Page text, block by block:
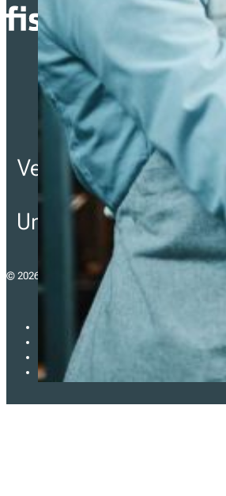
Vereinfachung der
von
Unternehmen in ganz
© 2026 - fiskaltrust Österreich GmbH
Impressum
Datenschutzerklärung
Allgemeine Geschäftsbedingungen (AGB)
ISO27001